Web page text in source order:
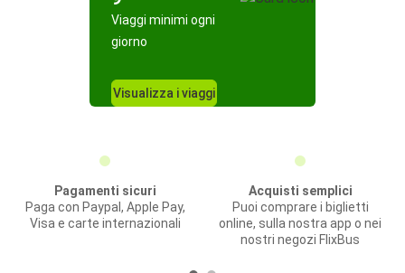
Viaggi minimi ogni
giorno
Visualizza i viaggi
Pagamenti sicuri
Paga con Paypal, Apple Pay,
Visa e carte internazionali
Acquisti semplici
Puoi comprare i biglietti
online, sulla nostra app o nei
nostri negozi FlixBus